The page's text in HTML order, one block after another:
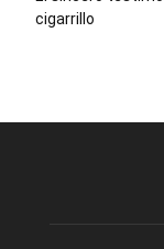
cigarrillo